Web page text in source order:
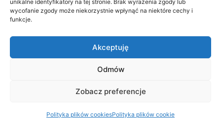
unikalne identyfikatory na tej stronie. Brak wyrażenia zgody lub
wycofanie zgody może niekorzystnie wpłynąć na niektóre cechy i
funkcje.
Akceptuję
Odmów
Zobacz preferencje
Polityka plików cookiesPolityka plików cookie
>Gołdap Mazurski Zdrój
31, 19-500 Gołdap